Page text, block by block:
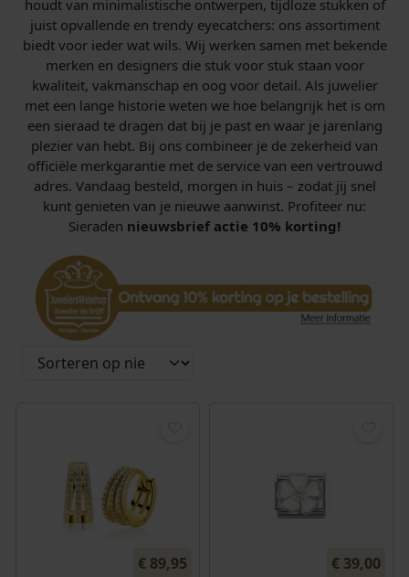
houdt van minimalistische ontwerpen, tijdloze stukken of
juist opvallende en trendy eyecatchers: ons assortiment
biedt voor ieder wat wils. Wij werken samen met bekende
merken en designers die stuk voor stuk staan voor
kwaliteit, vakmanschap en oog voor detail. Als juwelier
met een lange historie weten we hoe belangrijk het is om
een sieraad te dragen dat bij je past en waar je jarenlang
plezier van hebt. Bij ons combineer je de zekerheid van
officiële merkgarantie met de service van een vertrouwd
adres. Vandaag besteld, morgen in huis – zodat jij snel
kunt genieten van je nieuwe aanwinst. Profiteer nu:
Sieraden nieuwsbrief actie 10% korting!
€ 89,95 € 39,00